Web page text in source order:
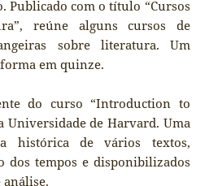
Publicado com o título “Cursos
reúne alguns cursos de
sobre literatura. Um
em quinze.
do curso “Introduction to
Universidade de Harvard. Uma
histórica de vários textos,
dos tempos e disponibilizados